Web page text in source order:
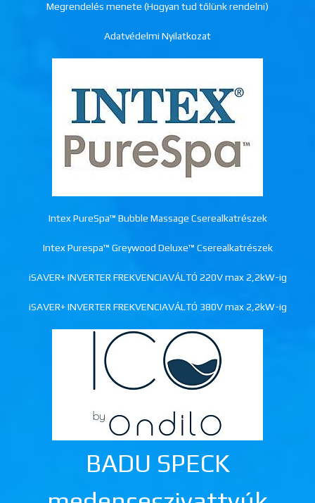
Megrendelés menete (Hogyan tud tőlünk rendelni)
Adatvédelmi Nyilatkozat
Intex PureSpa™ Bubble Massage Cserealkatrészek
Intex Purespa™ Greywood Deluxe™ Cserealkatrészek
iSAVER+ INVERTER FREKVENCIAVÁLTÓ 220V max 2,2kW-ig
iSAVER+ INVERTER FREKVENCIAVÁLTÓ 380V max 2,2kW-ig
BADU SPECK